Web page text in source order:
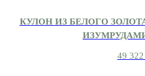
КУЛОН ИЗ БЕЛОГО
ИЗУМРУДАМИ
49 322